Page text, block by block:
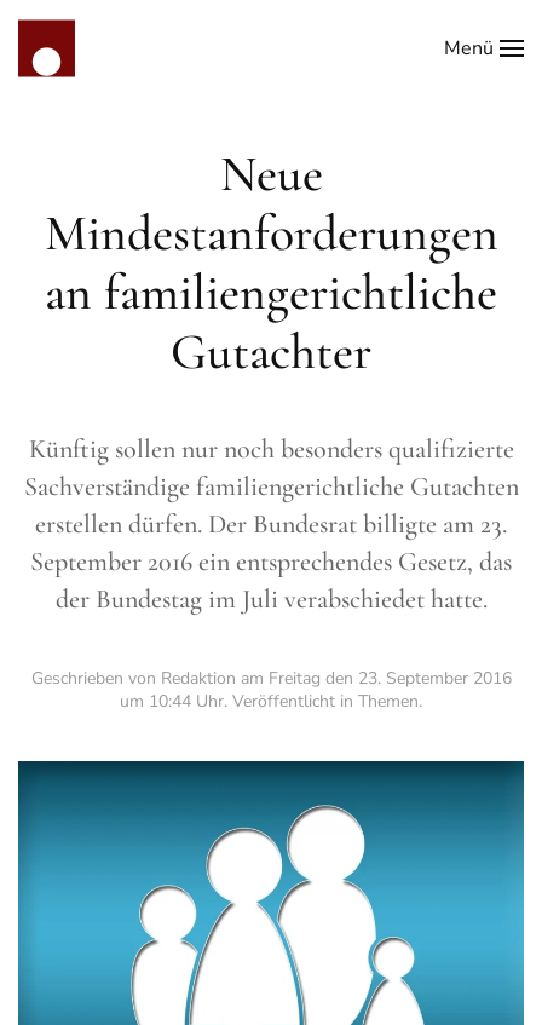
Zum Hauptinhalt springen
Menü
Neue
Mindestanforderungen
an familiengerichtliche
Gutachter
Künftig sollen nur noch besonders qualifizierte
Sachverständige familiengerichtliche Gutachten
erstellen dürfen. Der Bundesrat billigte am 23.
September 2016 ein entsprechendes Gesetz, das
der Bundestag im Juli verabschiedet hatte.
Geschrieben von Redaktion am Freitag den 23. September 2016
um 10:44 Uhr. Veröffentlicht in Themen.